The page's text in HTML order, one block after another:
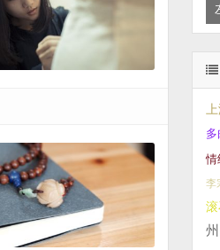
多
情
李
州